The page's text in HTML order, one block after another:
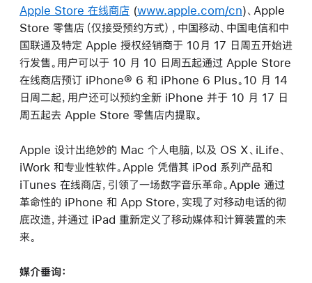
Apple Store 在线商店 (www.apple.com/cn)、Apple
Store 零售店（仅接受预约方式），中国移动、中国电信和中
国联通及特定 Apple 授权经销商于 10月 17 日周五开始进
行发售。用户可以于 10 月 10 日周五起通过 Apple Store
在线商店预订 iPhone® 6 和 iPhone 6 Plus。10 月 14
日周二起，用户还可以预约全新 iPhone 并于 10 月 17 日
周五起去 Apple Store 零售店内提取。
Apple 设计出绝妙的 Mac 个人电脑，以及 OS X、iLife、
iWork 和专业性软件。Apple 凭借其 iPod 系列产品和
iTunes 在线商店，引领了一场数字音乐革命。Apple 通过
革命性的 iPhone 和 App Store，实现了对移动电话的彻
底改造，并通过 iPad 重新定义了移动媒体和计算装置的未
来。
媒介垂询：